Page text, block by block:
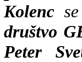
Kolenc
društvo
Peter